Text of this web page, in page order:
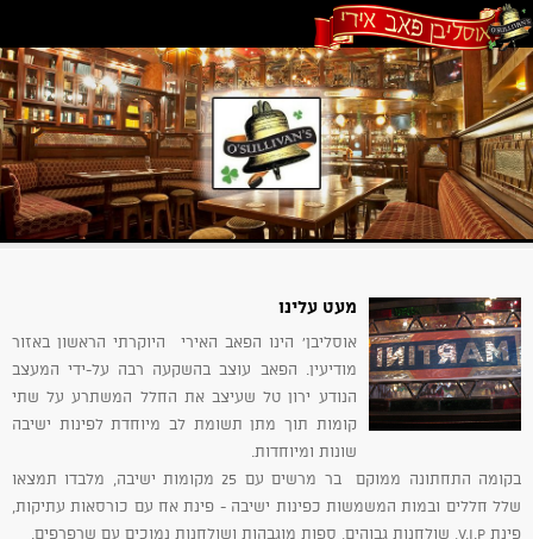
מעט עלינו
אוסליבן' הינו הפאב האירי היוקרתי הראשון באזור
מודיעין. הפאב עוצב בהשקעה רבה על-ידי המעצב
הנודע ירון טל שעיצב את החלל המשתרע על שתי
קומות תוך מתן תשומת לב מיוחדת לפינות ישיבה
שונות ומיוחדות.
בקומה התחתונה ממוקם בר מרשים עם 25 מקומות ישיבה, מלבדו תמצאו
שלל חללים ובמות המשמשות כפינות ישיבה - פינת אח עם כורסאות עתיקות,
פינת V.I.P, שולחנות גבוהים, ספות מוגבהות ושולחנות נמוכים עם שרפרפים.